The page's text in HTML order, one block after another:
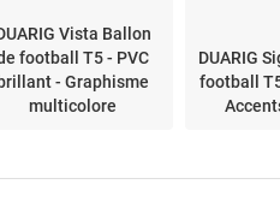
Vista Ballon
football T5 - PVC
brillant - Graphisme
multicolore
DUARIG
football